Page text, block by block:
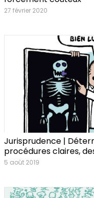
27 février 2020
Jurisprudence |
procédures claires,
5 août 2019